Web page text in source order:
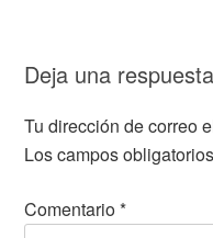
Deja una respuesta
Tu dirección de correo
Los campos
Comentario*